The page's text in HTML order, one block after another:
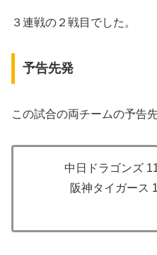
３連戦の２戦目でした。
予告先発
この試合の両チームの予告先
中日ドラゴンズ
阪神タイガース